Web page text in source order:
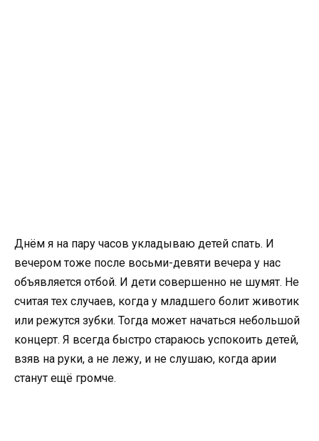
Днём я на пару часов укладываю детей спать. И
вечером тоже после восьми-девяти вечера у нас
объявляется отбой. И дети совершенно не шумят. Не
считая тех случаев, когда у младшего болит животик
или режутся зубки. Тогда может начаться небольшой
концерт. Я всегда быстро стараюсь успокоить детей,
взяв на руки, а не лежу, и не слушаю, когда арии
станут ещё громче.